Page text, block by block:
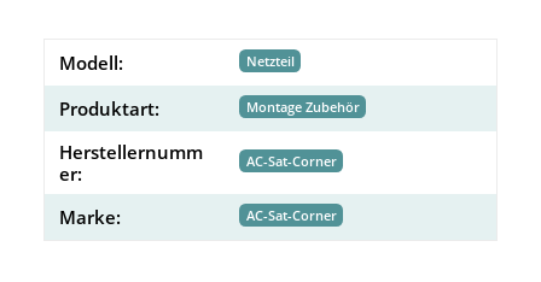
Modell: Netzteil
Produktart: Montage Zubehör
Herstellernumm
er:
AC-Sat-Corner
Marke: AC-Sat-Corner